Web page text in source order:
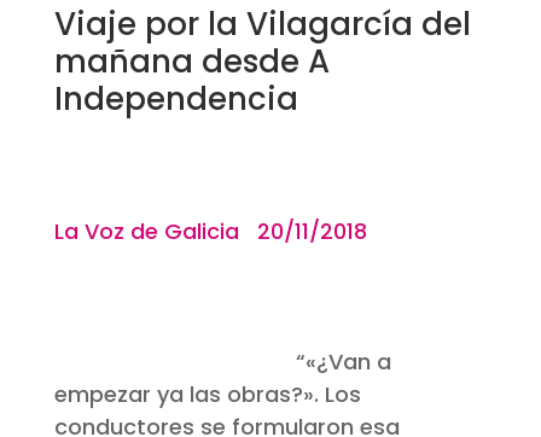
Viaje por la Vilagarcía del
mañana desde A
Independencia
La Voz de Galicia 20/11/2018
“«¿Van a
empezar ya las obras?». Los
conductores se formularon esa